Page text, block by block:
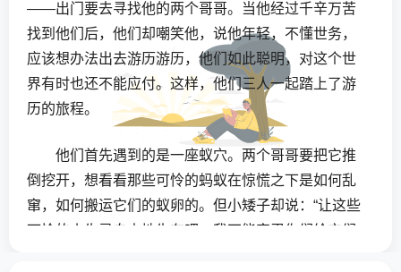
——出门要去寻找他的两个哥哥。当他经过千辛万苦
找到他们后，他们却嘲笑他，说他年轻，不懂世务，
应该想办法出去游历游历，他们如此聪明，对这个世
界有时也还不能应付。这样，他们三人一起踏上了游
历的旅程。
他们首先遇到的是一座蚁穴。两个哥哥要把它推
倒挖开，想看看那些可怜的蚂蚁在惊慌之下是如何乱
窜，如何搬运它们的蚁卵的。但小矮子却说：“让这些
可怜的小生灵自由地生存吧，我不能容忍你们给它们